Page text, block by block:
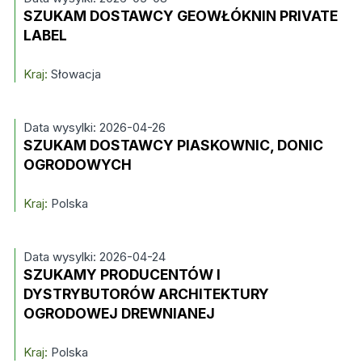
SZUKAM DOSTAWCY GEOWŁÓKNIN PRIVATE
LABEL
Kraj: Słowacja
Data wysylki: 2026-04-26
SZUKAM DOSTAWCY PIASKOWNIC, DONIC
OGRODOWYCH
Kraj: Polska
Data wysylki: 2026-04-24
SZUKAMY PRODUCENTÓW I
DYSTRYBUTORÓW ARCHITEKTURY
OGRODOWEJ DREWNIANEJ
Kraj: Polska